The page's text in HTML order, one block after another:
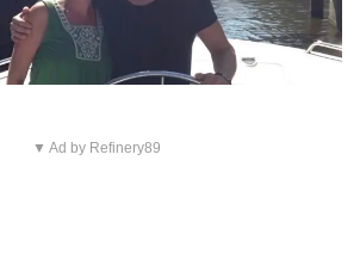
▼ Ad by Refinery89